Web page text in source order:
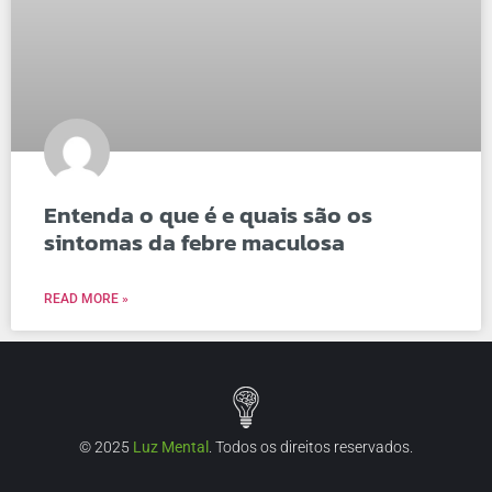
Entenda o que é e quais são os
sintomas da febre maculosa
READ MORE »
© 2025 Luz Mental . Todos os direitos reservados.